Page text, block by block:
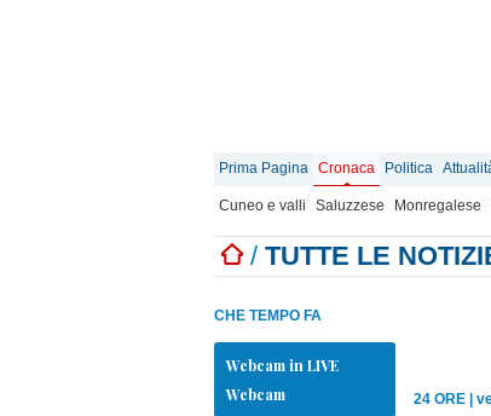
Prima Pagina Cronaca Politica
Cuneo e valli Saluzzese Monregalese
/ TUTTE LE
CHE TEMPO FA
Webcam in LIVE
Webcam
24 ORE